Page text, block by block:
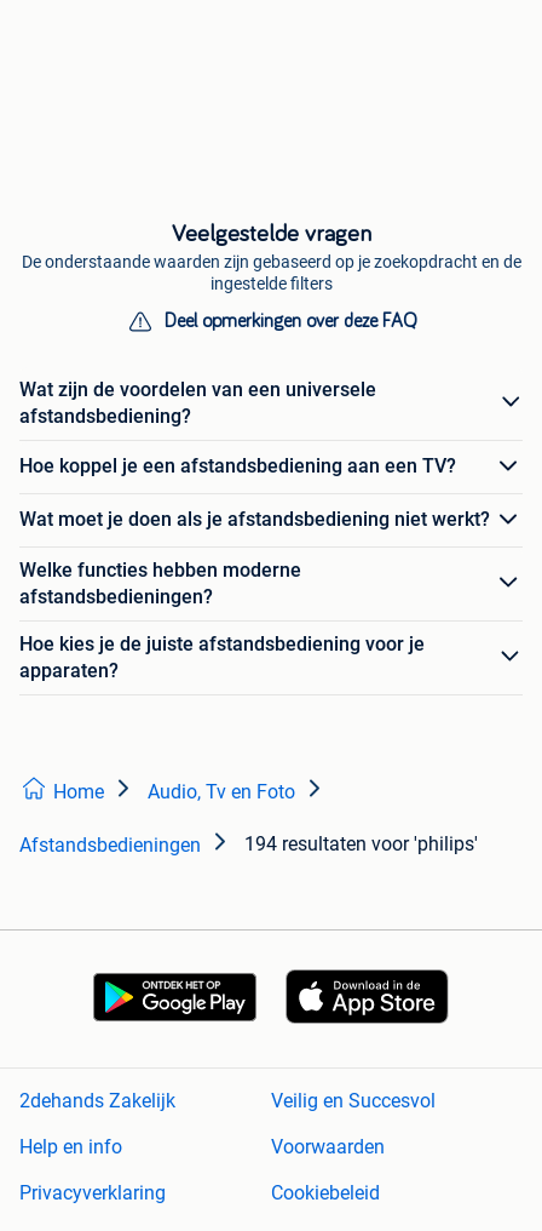
Veelgestelde vragen
De onderstaande waarden zijn gebaseerd op je zoekopdracht en de
ingestelde filters
Deel opmerkingen over deze FAQ
Wat zijn de voordelen van een universele
afstandsbediening?
Hoe koppel je een afstandsbediening aan een TV?
Wat moet je doen als je afstandsbediening niet werkt?
Welke functies hebben moderne
afstandsbedieningen?
Hoe kies je de juiste afstandsbediening voor je
apparaten?
Home Audio, Tv en Foto
Afstandsbedieningen 194 resultaten voor 'philips'
2dehands Zakelijk
Veilig en Succesvol
Help en info
Voorwaarden
Privacyverklaring
Cookiebeleid